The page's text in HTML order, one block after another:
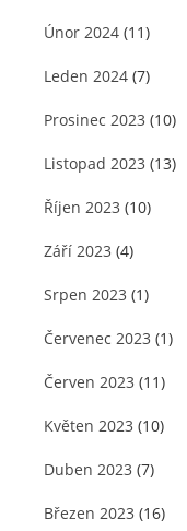
Únor 2024 (11)
Leden 2024 (7)
Prosinec 2023 (10)
Listopad 2023 (13)
Říjen 2023 (10)
Září 2023 (4)
Srpen 2023 (1)
Červenec 2023 (1)
Červen 2023 (11)
Květen 2023 (10)
Duben 2023 (7)
Březen 2023 (16)